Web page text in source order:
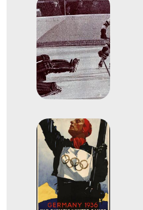
XI. nyári olimpiai
Bácskai Béla Berkes Zoltán
Cerva László
dr. Konorót
dr. Márffy-Mantuano Tamás
dr. Miklós Ferenc
dr. Turcsányi Zoltán Mihály
dr. Csák István György